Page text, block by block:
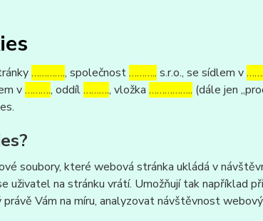
…………., společnost……….. s.r.o., se sídlem v
v………., oddíl………., vložka …………….. (dále jen
soubory, které webová stránka ukládá v
uživatel na stránku vrátí. Umožňují tak například
Vám na míru, analyzovat návštěvnost